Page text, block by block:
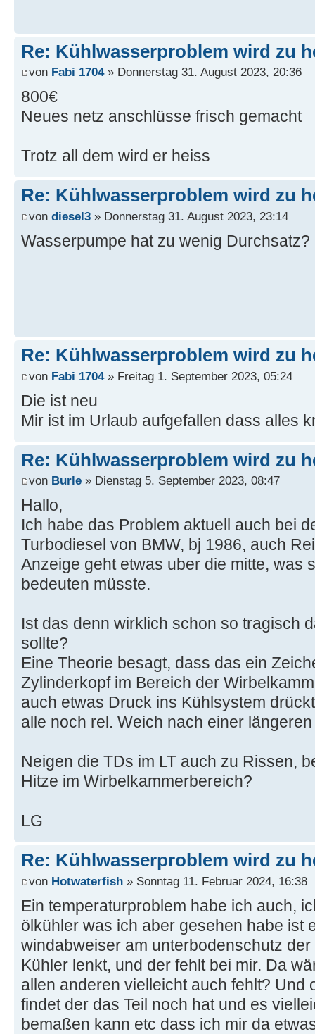
Re: Kühlwasserproblem wird zu
von Fabi 1704» Donnerstag 31. August 2023, 20:36
800€
Neues netz anschlüsse frisch gemacht
Trotz all dem wird er heiss
Re: Kühlwasserproblem wird zu
von diesel3 » Donnerstag 31. August 2023, 23:14
Wasserpumpe hat zu wenig Durchsatz?
Re: Kühlwasserproblem wird zu
von Fabi 1704» Freitag 1. September 2023, 05:24
Die ist neu
Mir ist im Urlaub aufgefallen dass alles
Re: Kühlwasserproblem wird zu
von Burle » Dienstag 5. September 2023, 08:47
Hallo,
Ich habe das Problem aktuell auch bei
Turbodiesel von BMW, bj 1986, auch
Anzeige geht etwas uber die mitte, was
bedeuten müsste.
Ist das denn wirklich schon so tragisch
sollte?
Eine Theorie besagt, dass das ein
Zylinderkopf im Bereich der
auch etwas Druck ins Kühlsystem
alle noch rel. Weich nach einer
Neigen die TDs im LT auch zu Rissen,
Hitze im Wirbelkammerbereich?
LG
Re: Kühlwasserproblem wird zu
von Hotwaterfish » Sonntag 11. Februar 2024, 16:38
Ein temperaturproblem habe ich auch,
ölkühler was ich aber gesehen habe ist
windabweiser am unterbodenschutz
Kühler lenkt, und der fehlt bei mir. Da
allen anderen vielleicht auch fehlt? Und
findet der das Teil noch hat und es
bemaßen kann etc dass ich mir da